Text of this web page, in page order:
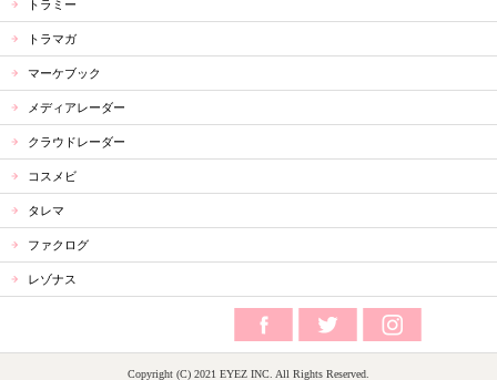
トラミー
トラマガ
マーケブック
メディアレーダー
クラウドレーダー
コスメビ
タレマ
ファクログ
レゾナス
Copyright (C) 2021 EYEZ INC. All Rights Reserved.